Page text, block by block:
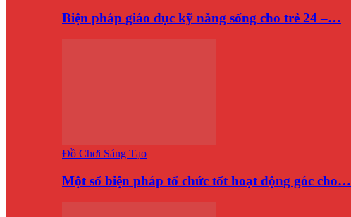
Biện pháp giáo dục kỹ năng sống cho trẻ 24 –…
Đồ Chơi Sáng Tạo
Một số biện pháp tổ chức tốt hoạt động góc cho…